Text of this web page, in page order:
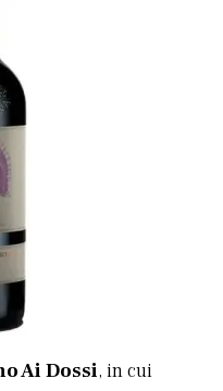
Ai Dossi, in cui